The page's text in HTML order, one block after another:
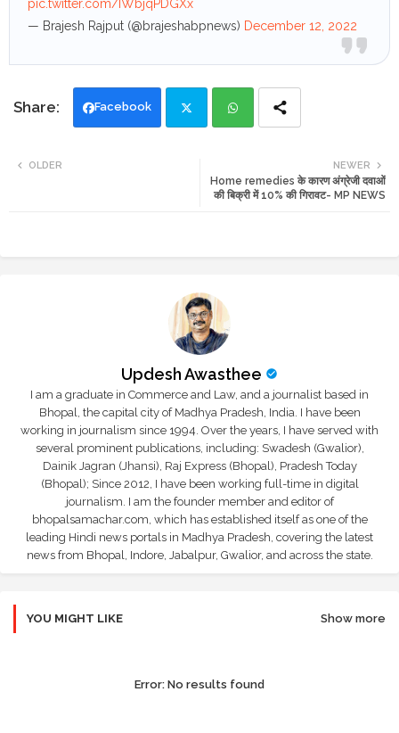
pic.twitter.com/IWbjqPDGXx
— Brajesh Rajput (@brajeshabpnews) December 12, 2022
Facebook
ats
NEWER
Home remedies के कारण अंग्रेजी दवाओं
की बिक्री में 10% की गिरावट- MP NEWS
OLDER
Updesh Awasthee
I am a graduate in Commerce and Law, and a journalist based in
Bhopal, the capital city of Madhya Pradesh, India. I have been
working in journalism since 1994. Over the years, I have served with
several prominent publications, including: Swadesh (Gwalior),
Dainik Jagran (Jhansi), Raj Express (Bhopal), Pradesh Today
(Bhopal); Since 2012, I have been working full-time in digital
journalism. I am the founder member and editor of
bhopalsamachar.com, which has established itself as one of the
leading Hindi news portals in Madhya Pradesh, covering the latest
news from Bhopal, Indore, Jabalpur, Gwalior, and across the state.
YOU MIGHT LIKE Show more
Error: No results found